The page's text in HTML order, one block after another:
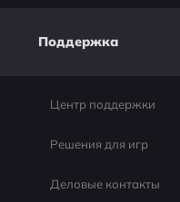
Поддержка
Центр поддержки
Решения для игр
Деловые контакты